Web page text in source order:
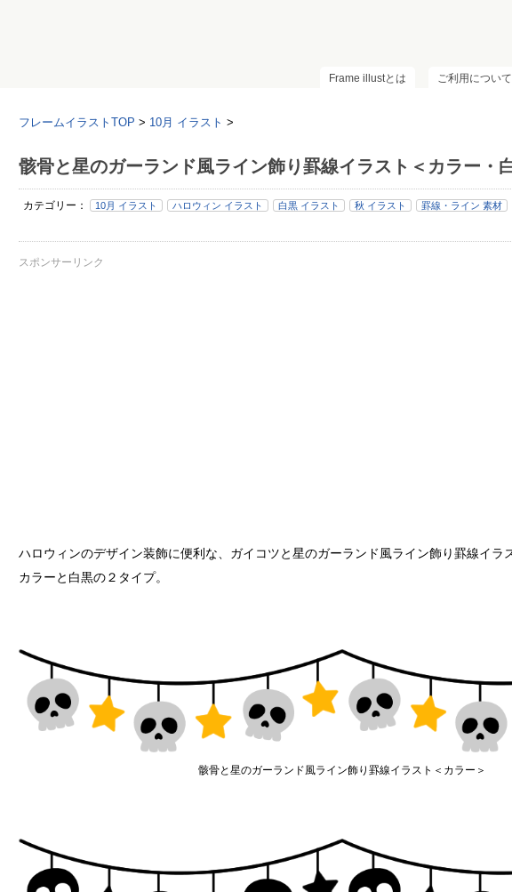
ご利用について
Frame illustとは
フレームイラストTOP > 10月 イラスト >
骸骨と星のガーランド風ライン飾り罫線イラスト＜カラー・
カテゴリー： 10月 イラスト ハロウィン イラスト 白黒 イラスト 秋 イラスト 罫線・ライン 素材
スポンサーリンク
ハロウィンのデザイン装飾に便利な、ガイコツと星のガーランド風ライン飾り罫線イラ
カラーと白黒の２タイプ。
骸骨と星のガーランド風ライン飾り罫線イラスト＜カラー＞